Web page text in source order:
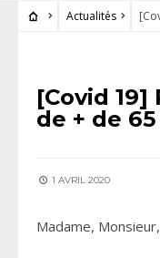
Actualités
[Covid 19]
de + de
1 AVRIL 2020
Madame, Monsieur,